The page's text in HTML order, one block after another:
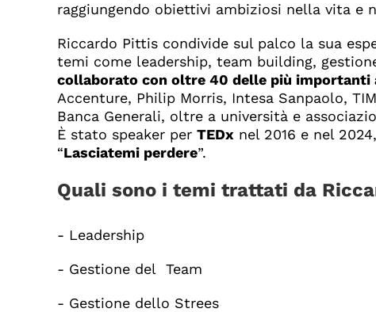
raggiungendo obiettivi ambiziosi nella vita e
Riccardo Pittis condivide sul palco la sua
temi come leadership, team building,
collaborato con oltre 40 delle più importanti
Accenture, Philip Morris, Intesa Sanpaolo,
Banca Generali, oltre a università e
È stato speaker per TEDxnel 2016 e nel
“Lasciatemi perdere”.
Quali sono i temi trattati da
- Leadership
- Gestione del Team
- Gestione dello Strees